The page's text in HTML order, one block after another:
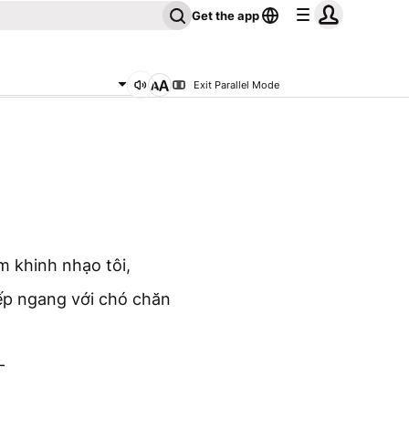
Get the app
Exit Parallel Mode
khinh nhạo tôi,
ngang với chó chăn